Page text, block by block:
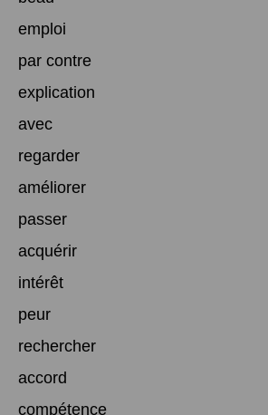
emploi
par contre
explication
avec
regarder
améliorer
passer
acquérir
intérêt
peur
rechercher
accord
compétence